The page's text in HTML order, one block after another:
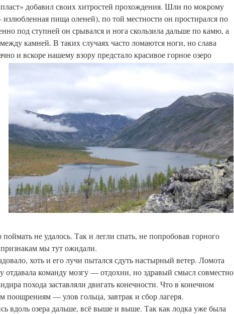
добавил своих хитростей прохождения. Шли по мокрому
пища оленей), по той местности он простирался по
под ступней он срывался и нога скользила дальше по камю, а
камней. В таких случаях часто ломаются ноги, но слава
и вскоре нашему взору предстало красивое горное озеро
не удалось. Так и легли спать, не попробовав горного
мы тут ожидали.
хоть и его лучи пытался сдуть настырный ветер. Ломота
команду мозгу — отдохни, но здравый смысл совместно
похода заставляли двигать конечности. Что в конечном
поощрениям — улов гольца, завтрак и сбор лагеря.
вдоль озера дальше, всё выше и выше. Так как лодка уже была